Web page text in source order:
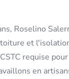
Roselino
et
requise
en